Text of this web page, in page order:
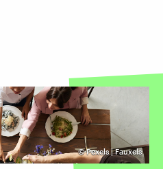
©Pexels | Fauxels